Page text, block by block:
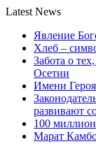
Latest News
Явление
Хлеб –
Забота о
Осетии
Имени
развивают
100
Марат